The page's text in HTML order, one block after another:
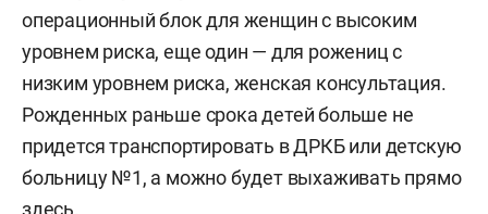
операционный блок для женщин с высоким
уровнем риска, еще один — для рожениц с
низким уровнем риска, женская консультация.
Рожденных раньше срока детей больше не
придется транспортировать в ДРКБ или детскую
больницу №1, а можно будет выхаживать прямо
здесь.